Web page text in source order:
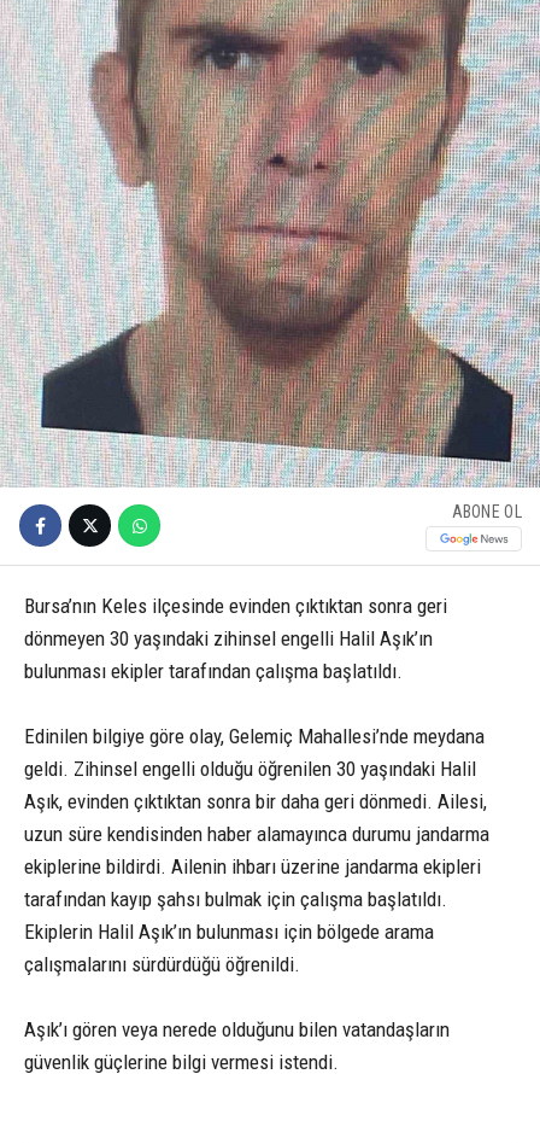
ABONE OL
Bursa’nın Keles ilçesinde evinden çıktıktan sonra geri
dönmeyen 30 yaşındaki zihinsel engelli Halil Aşık’ın
bulunması ekipler tarafından çalışma başlatıldı.
Edinilen bilgiye göre olay, Gelemiç Mahallesi’nde meydana
geldi. Zihinsel engelli olduğu öğrenilen 30 yaşındaki Halil
Aşık, evinden çıktıktan sonra bir daha geri dönmedi. Ailesi,
uzun süre kendisinden haber alamayınca durumu jandarma
ekiplerine bildirdi. Ailenin ihbarı üzerine jandarma ekipleri
tarafından kayıp şahsı bulmak için çalışma başlatıldı.
Ekiplerin Halil Aşık’ın bulunması için bölgede arama
çalışmalarını sürdürdüğü öğrenildi.
Aşık’ı gören veya nerede olduğunu bilen vatandaşların
güvenlik güçlerine bilgi vermesi istendi.